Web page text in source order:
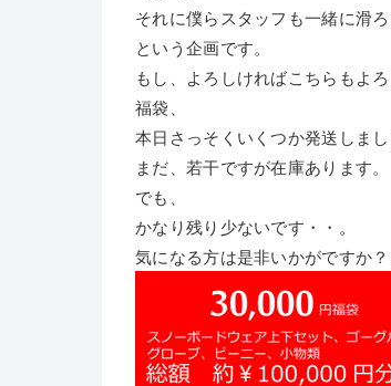
それに僕らスタッフも一緒に滑
という企画です。
もし、よろしければこちらもよろ
福袋、
本日さっそくいくつか発送しまし
まだ、若干ですが在庫あります。
でも、
かなり残り少ないです・・。
気になる方は是非いかがですか？